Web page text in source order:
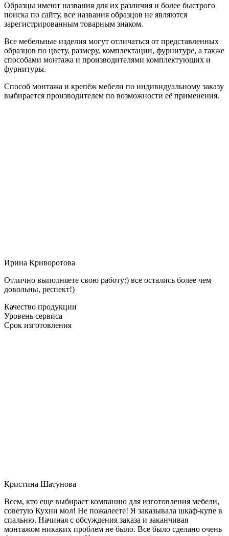
Образцы имеют названия для их различия и более быстрого
поиска по сайту, все названия образцов не являются
зарегистрированным товарным знаком.
Все мебельные изделия могут отличаться от представленных
образцов по цвету, размеру, комплектации, фурнитуре, а также
способами монтажа и производителями комплектующих и
фурнитуры.
Способ монтажа и крепёж мебели по индивидуальному заказу
выбирается производителем по возможности её применения.
Ирина Криворотова
Отлично выполняете свою работу:) все остались более чем
довольны, респект!)
Качество продукции
Уровень сервиса
Срок изготовления
Кристина Шатунова
Всем, кто еще выбирает компанию для изготовления мебели,
советую Кухни мол! Не пожалеете! Я заказывала шкаф-купе в
спальню. Начиная с обсуждения заказа и заканчивая
монтажом никаких проблем не было. Все было сделано очень